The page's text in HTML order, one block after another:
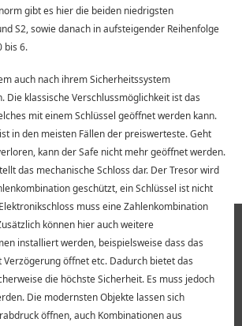
gibt es hier die beiden niedrigsten
S2, sowie danach in aufsteigender Reihenfolge
bis 6.
auch nach ihrem Sicherheitssystem
Die klassische Verschlussmöglichkeit ist das
mit einem Schlüssel geöffnet werden kann.
in den meisten Fällen der preiswerteste. Geht
kann der Safe nicht mehr geöffnet werden.
das mechanische Schloss dar. Der Tresor wird
geschützt, ein Schlüssel ist nicht
muss eine Zahlenkombination
können hier auch weitere
installiert werden, beispielsweise dass das
öffnet etc. Dadurch bietet das
die höchste Sicherheit. Es muss jedoch
Die modernsten Objekte lassen sich
öffnen, auch Kombinationen aus